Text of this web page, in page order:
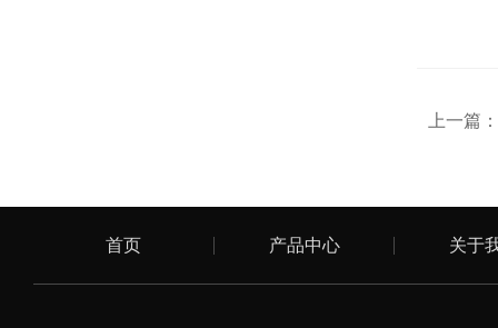
上一篇：
首页 产品中心 关于